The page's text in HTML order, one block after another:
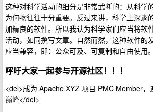
这种对科学活动的细分是非常武断的：从科学
为何物往往十分重要。反过来讲，科学上深邃
加精良的软件。所以我认为科学家们应当将软
活动，如同撰写文章。自然而然，这种软件的
应当兼容，即：公众可及、可复制和自由使用。
呼吁大家一起参与开源社区！！！
<del>成为 Apache XYZ 项目 PMC Member，
巅峰</del>